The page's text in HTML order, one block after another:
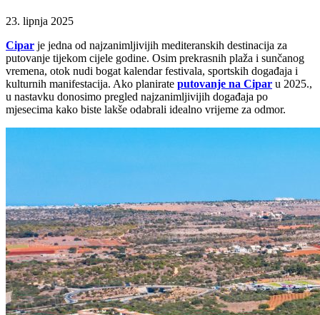
23. lipnja 2025
Cipar je jedna od najzanimljivijih mediteranskih destinacija za
putovanje tijekom cijele godine. Osim prekrasnih plaža i sunčanog
vremena, otok nudi bogat kalendar festivala, sportskih događaja i
kulturnih manifestacija. Ako planirate putovanje na Cipar u 2025.,
u nastavku donosimo pregled najzanimljivijih događaja po
mjesecima kako biste lakše odabrali idealno vrijeme za odmor.